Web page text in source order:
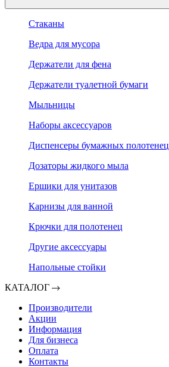
Стаканы
Ведра для мусора
Держатели для фена
Держатели туалетной бумаги
Мыльницы
Наборы аксессуаров
Диспенсеры бумажных полотенец
Дозаторы жидкого мыла
Ершики для унитазов
Карнизы для ванной
Крючки для полотенец
Другие аксессуары
Напольные стойки
КАТАЛОГ
Производители
Акции
Информация
Для бизнеса
Оплата
Контакты